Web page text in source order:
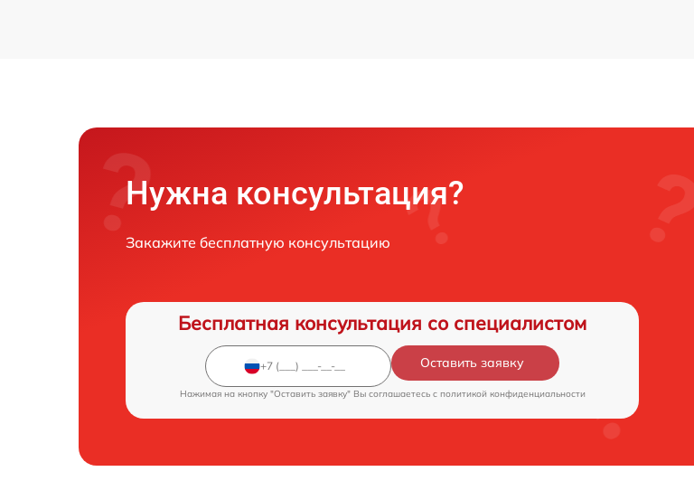
Нужна консультация?
Закажите бесплатную консультацию
Бесплатная консультация со специалистом
Оставить заявку
Нажимая на кнопку "Оставить заявку" Вы соглашаетесь c политикой конфиденциальности